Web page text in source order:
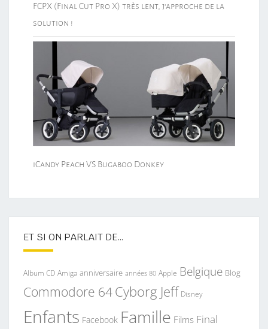
FCPX (Final Cut Pro X) très lent, j’approche de la
solution !
iCandy Peach VS Bugaboo Donkey
ET SI ON PARLAIT DE…
Album CD Amiga anniversaire années 80 Apple Belgique Blog
Commodore 64Cyborg Jeff Disney
Enfants Facebook Famille Films Final